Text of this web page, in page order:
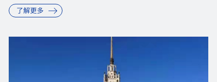
了解更多